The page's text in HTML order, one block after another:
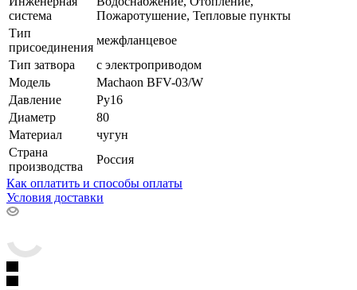
система
Пожаротушение, Тепловые пункты
Тип
присоединения
межфланцевое
Тип затвора
с электроприводом
Модель
Machaon BFV-03/W
Давление
Ру16
Диаметр
80
Материал
чугун
Страна
производства
Россия
Как оплатить и способы оплаты
Условия доставки